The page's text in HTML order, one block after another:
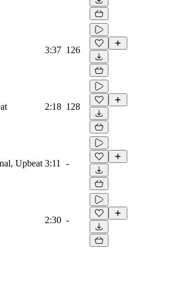
3:37 126
2:18 128
Upbeat 3:11 -
2:30 -